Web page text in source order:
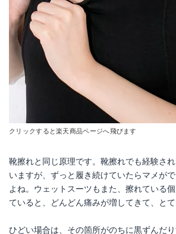
クリックすると楽天商品ページへ飛びます
靴擦れと同じ原理です。靴擦れでも経験さ
いますが、ずっと履き続けていたらマメが
よね。ウェットスーツもまた、擦れている
ていると、どんどん痛みが増してきて、とて
ひどい場合は、その箇所がのちに黒ずんだ